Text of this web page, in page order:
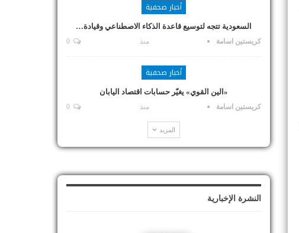
أخبار صحفية
السعودية تتجه لتوسيع قاعدة الذكاء الاصطناعي وقيادة…
كريستين اسامة منذ
أخبار صحفية
«الين القوي» يغيّر حسابات اقتصاد اليابان
كريستين اسامة منذ
المزيد
النشرة الإخبارية